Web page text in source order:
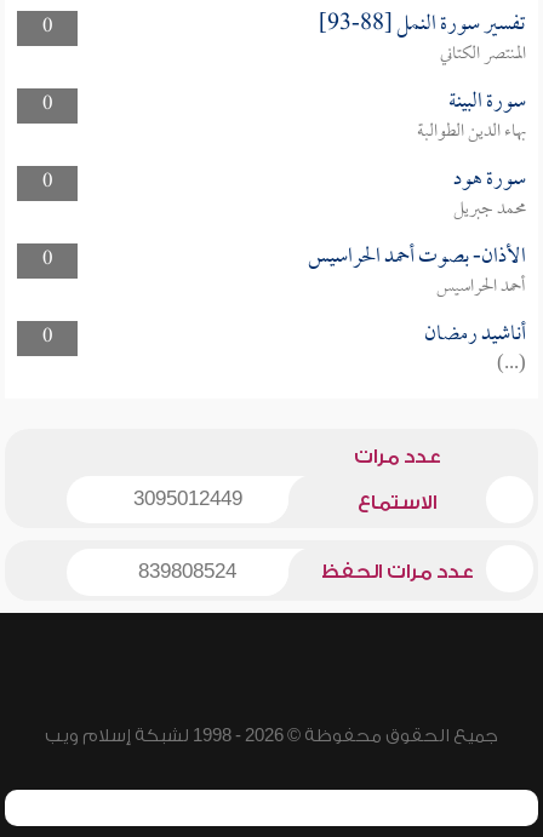
0
تفسير سورة النمل [88-93]
المنتصر الكتاني
0
سورة البينة
بهاء الدين الطوالبة
0
سورة هود
محمد جبريل
0
الأذان- بصوت أحمد الحراسيس
أحمد الحراسيس
0
أناشيد رمضان
(...)
عدد مرات
الاستماع 3095012449
عدد مرات الحفظ 839808524
جميع الحقوق محفوظة © 2026 - 1998 لشبكة إسلام ويب